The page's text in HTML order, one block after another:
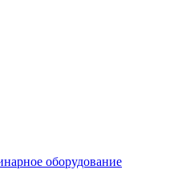
оборудование